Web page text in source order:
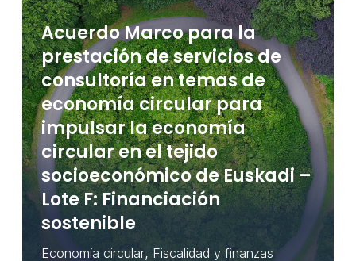
Acuerdo Marco para la
prestación de servicios de
consultoría en temas de
economía circular para
impulsar la economía
circular en el tejido
socioeconómico de Euskadi –
Lote F: Financiación
sostenible
Economía circular, Fiscalidad y finanzas